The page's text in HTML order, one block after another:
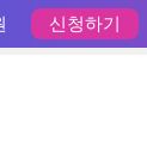
신청하기